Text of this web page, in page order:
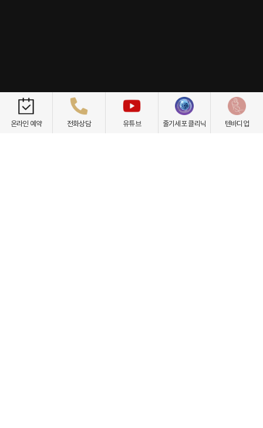
개인정보취급방침 이용약관 환자권리장전 비급여항목
온라인 예약 전화상담 유튜브 줄기세포 클리닉 텐바디업